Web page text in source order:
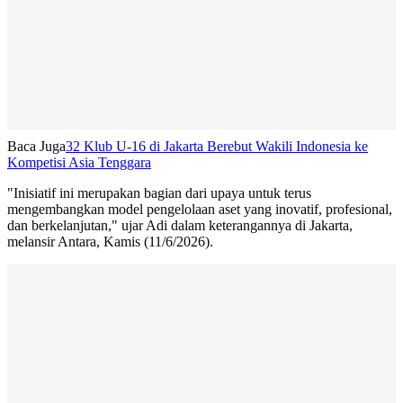
Baca Juga32 Klub U-16 di Jakarta Berebut Wakili Indonesia ke
Kompetisi Asia Tenggara
"Inisiatif ini merupakan bagian dari upaya untuk terus
mengembangkan model pengelolaan aset yang inovatif, profesional,
dan berkelanjutan," ujar Adi dalam keterangannya di Jakarta,
melansir Antara, Kamis (11/6/2026).